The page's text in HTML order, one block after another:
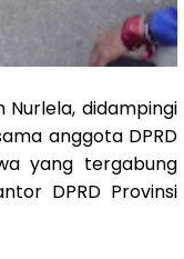
Nurlela, didampingi
anggota DPRD
yang tergabung
DPRD Provinsi